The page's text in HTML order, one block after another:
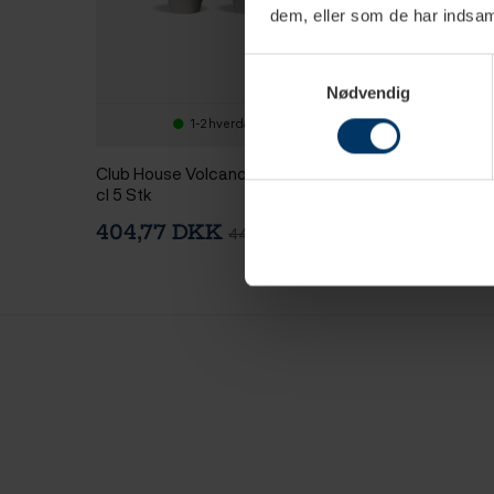
dem, eller som de har
Nødvendig
1-2 hverdage
Club House Volcano Espresso 9
cl 5 Stk
404,77 DKK 449,75 DKK